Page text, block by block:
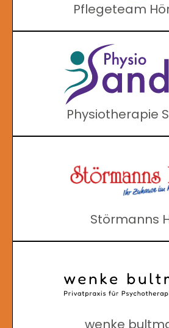
Pflegeteam
Physiotherapie
Störmanns
wenke